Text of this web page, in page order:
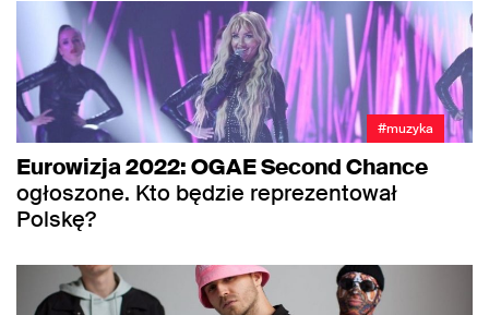
#muzyka
Eurowizja 2022: OGAE Second Chance
ogłoszone. Kto będzie reprezentował
Polskę?